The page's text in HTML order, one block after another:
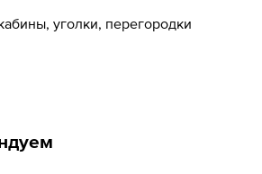
уголки, перегородки